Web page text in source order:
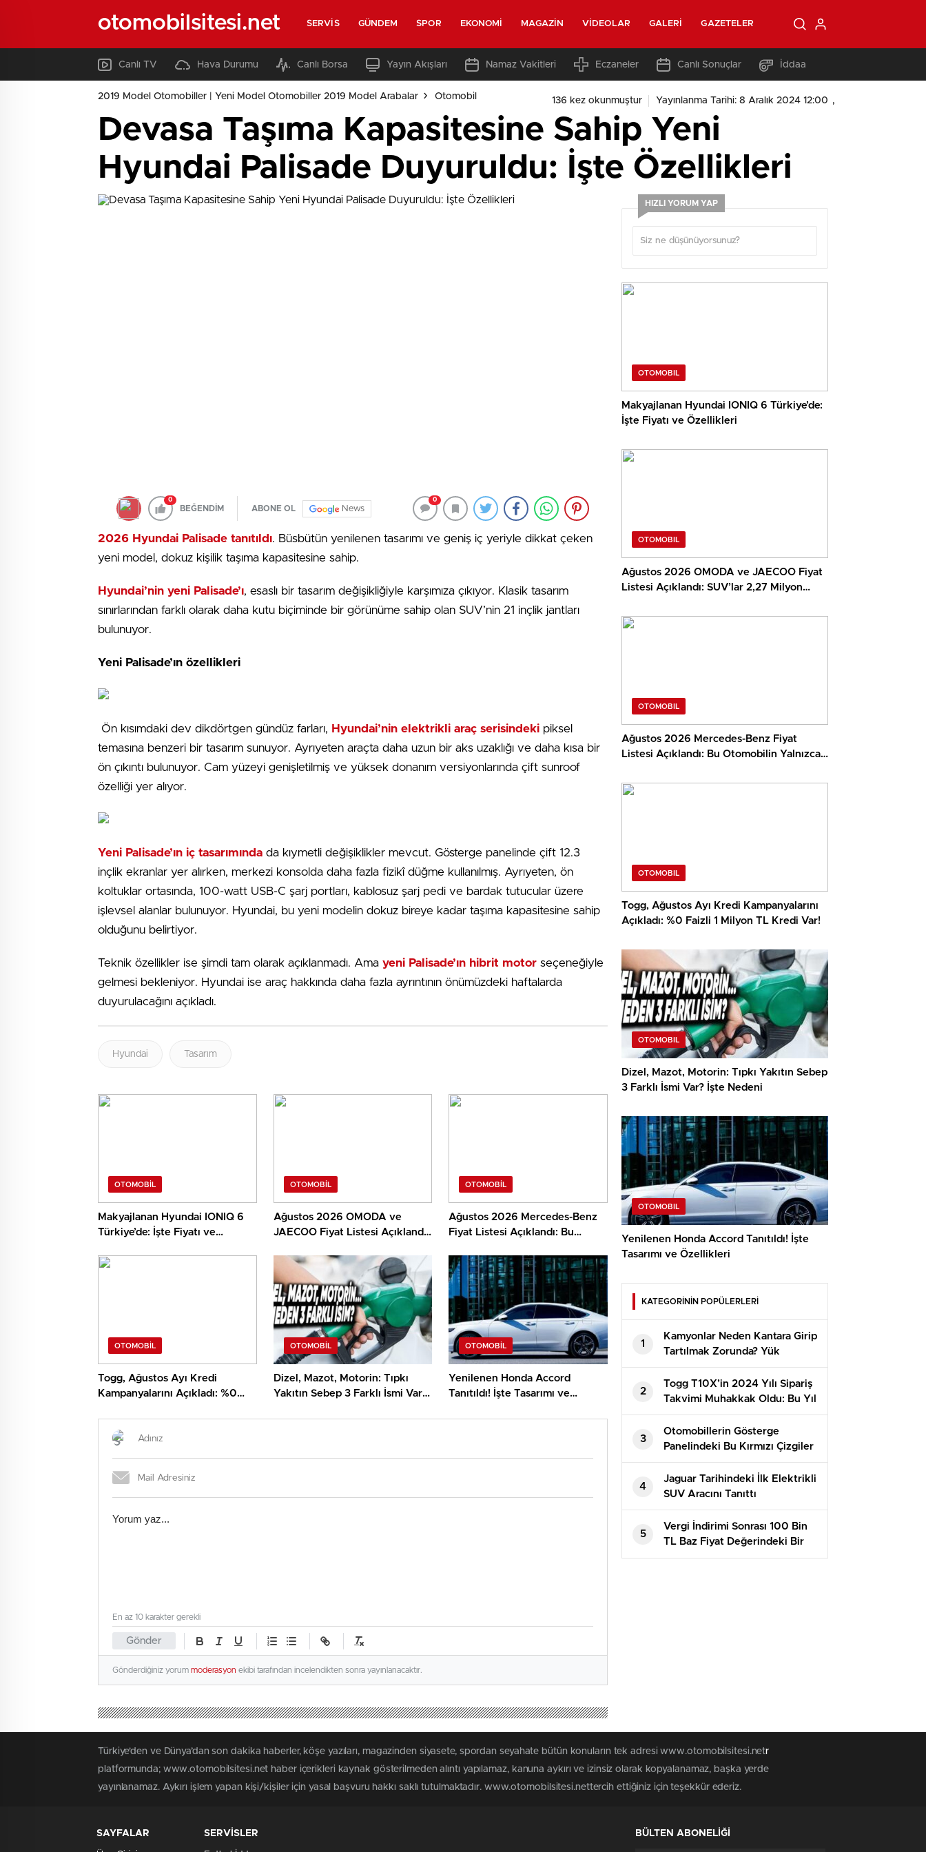
otomobilsitesi.net SERVIS GÜNDEM SPOR EKONOMI MAGAZIN VIDEOLAR GALERI GAZETELER
Canlı TV Hava Durumu Canlı Borsa Yayın Akışları Namaz Vakitleri Eczaneler Canlı Sonuçlar İddaa
,
2019 Model Otomobiller | Yeni Model Otomobiller 2019 Model Arabalar Otomobil 136 kez okunmuştur Yayınlanma Tarihi: 8 Aralık 2024 12:00
Devasa Taşıma Kapasitesine Sahip Yeni
Hyundai Palisade Duyuruldu: İşte Özellikleri
0
BEĞENDİM ABONE OL News
0
2026 Hyundai Palisade tanıtıldı. Büsbütün yenilenen tasarımı ve geniş iç yeriyle dikkat çeken
yeni model, dokuz kişilik taşıma kapasitesine sahip.
Hyundai’nin yeni Palisade’ı, esaslı bir tasarım değişikliğiyle karşımıza çıkıyor. Klasik tasarım
sınırlarından farklı olarak daha kutu biçiminde bir görünüme sahip olan SUV’nin 21 inçlik jantları
bulunuyor.
Yeni Palisade’ın özellikleri
Ön kısımdaki dev dikdörtgen gündüz farları, Hyundai’nin elektrikli araç serisindeki piksel
temasına benzeri bir tasarım sunuyor. Ayrıyeten araçta daha uzun bir aks uzaklığı ve daha kısa bir
ön çıkıntı bulunuyor. Cam yüzeyi genişletilmiş ve yüksek donanım versiyonlarında çift sunroof
özelliği yer alıyor.
Yeni Palisade’ın iç tasarımında da kıymetli değişiklikler mevcut. Gösterge panelinde çift 12.3
inçlik ekranlar yer alırken, merkezi konsolda daha fazla fizikî düğme kullanılmış. Ayrıyeten, ön
koltuklar ortasında, 100-watt USB-C şarj portları, kablosuz şarj pedi ve bardak tutucular üzere
işlevsel alanlar bulunuyor. Hyundai, bu yeni modelin dokuz bireye kadar taşıma kapasitesine sahip
olduğunu belirtiyor.
Teknik özellikler ise şimdi tam olarak açıklanmadı. Ama yeni Palisade’ın hibrit motor seçeneğiyle
gelmesi bekleniyor. Hyundai ise araç hakkında daha fazla ayrıntının önümüzdeki haftalarda
duyurulacağını açıkladı.
Hyundai Tasarım
OTOMOBIL
Makyajlanan Hyundai IONIQ 6
Türkiye’de: İşte Fiyatı ve
OTOMOBIL
Ağustos 2026 OMODA ve
JAECOO Fiyat Listesi Açıklandı:
Başlıyor
OTOMOBIL
Ağustos 2026 Mercedes-Benz
Fiyat Listesi Açıklandı: Bu
Milyon TL…
OTOMOBIL
Togg, Ağustos Ayı Kredi
Kampanyalarını Açıkladı: %0
OTOMOBIL
Dizel, Mazot, Motorin: Tıpkı
Yakıtın Sebep 3 Farklı İsmi Var?
OTOMOBIL
Yenilenen Honda Accord
Tanıtıldı! İşte Tasarımı ve
Gönder
En az 10 karakter gerekli
Gönderdiğiniz yorum moderasyon ekibi tarafından incelendikten sonra yayınlanacaktır.
HIZLI YORUM YAP
OTOMOBIL
Makyajlanan Hyundai IONIQ 6 Türkiye’de:
İşte Fiyatı ve Özellikleri
OTOMOBIL
Ağustos 2026 OMODA ve JAECOO Fiyat
Listesi Açıklandı: SUV’lar 2,27 Milyon
OTOMOBIL
Ağustos 2026 Mercedes-Benz Fiyat
Listesi Açıklandı: Bu Otomobilin Yalnızca
OTOMOBIL
Togg, Ağustos Ayı Kredi Kampanyalarını
Açıkladı: %0 Faizli 1 Milyon TL Kredi Var!
OTOMOBIL
Dizel, Mazot, Motorin: Tıpkı Yakıtın Sebep
3 Farklı İsmi Var? İşte Nedeni
OTOMOBIL
Yenilenen Honda Accord Tanıtıldı! İşte
Tasarımı ve Özellikleri
KATEGORİNİN POPÜLERLERİ
1
Kamyonlar Neden Kantara Girip
Tartılmak Zorunda? Yük
Limitini Aşıp Aşmadıkları Sırf
Küçük Bir Ayrıntı!
2
Togg T10X’in 2024 Yılı Sipariş
Takvimi Muhakkak Oldu: Bu Yıl
Çekiliş Yok!
3
Otomobillerin Gösterge
Panelindeki Bu Kırmızı Çizgiler
Ne Manaya Geliyor?
4
Jaguar Tarihindeki İlk Elektrikli
SUV Aracını Tanıttı
5
Vergi İndirimi Sonrası 100 Bin
TL Baz Fiyat Değerindeki Bir
Araçta 17 Bin 700 TL Fiyat
Türkiye'den ve Dünya’dan son dakika haberler, köşe yazıları, magazinden siyasete, spordan seyahate bütün konuların tek adresi www.otomobilsitesi.netr
platformunda; www.otomobilsitesi.net haber içerikleri kaynak gösterilmeden alıntı yapılamaz, kanuna aykırı ve izinsiz olarak kopyalanamaz, başka yerde
yayınlanamaz. Aykırı işlem yapan kişi/kişiler için yasal başvuru hakkı saklı tutulmaktadır. www.otomobilsitesi.nettercih ettiğiniz için teşekkür ederiz.
SAYFALAR SERVİSLER BÜLTEN ABONELİĞİ